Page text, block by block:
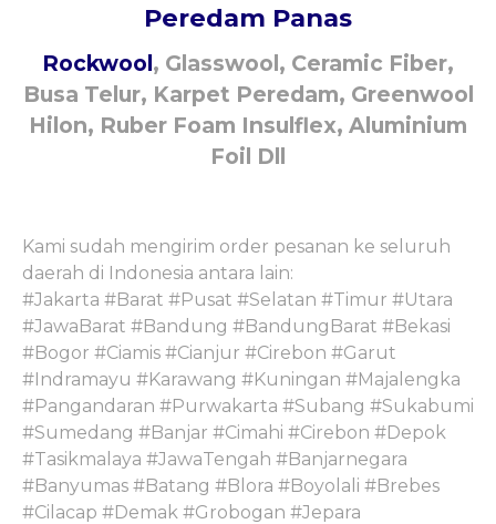
Peredam Panas
Rockwool, Glasswool, Ceramic Fiber,
Busa Telur, Karpet Peredam, Greenwool
Hilon, Ruber Foam Insulflex, Aluminium
Foil Dll
Kami sudah mengirim order pesanan ke seluruh
daerah di Indonesia antara lain:
#Jakarta #Barat #Pusat #Selatan #Timur #Utara
#JawaBarat #Bandung #BandungBarat #Bekasi
#Bogor #Ciamis #Cianjur #Cirebon #Garut
#Indramayu #Karawang #Kuningan #Majalengka
#Pangandaran #Purwakarta #Subang #Sukabumi
#Sumedang #Banjar #Cimahi #Cirebon #Depok
#Tasikmalaya #JawaTengah #Banjarnegara
#Banyumas #Batang #Blora #Boyolali #Brebes
#Cilacap #Demak #Grobogan #Jepara